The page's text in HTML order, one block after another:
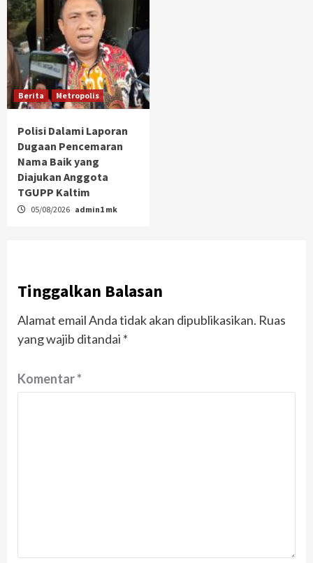
Berita Metropolis
Polisi Dalami Laporan
Dugaan Pencemaran
Nama Baik yang
Diajukan Anggota
TGUPP Kaltim
05/08/2026 admin1 mk
Tinggalkan Balasan
Alamat email Anda tidak akan dipublikasikan. Ruas
yang wajib ditandai *
Komentar*